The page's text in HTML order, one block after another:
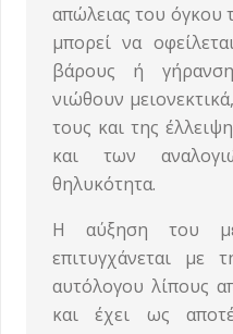
απώλειας του όγκου
μπορεί να
βάρους ή
νιώθουν
τους και της
και των
θηλυκότητα.
Η αύξηση του
επιτυγχάνεται με
αυτόλογου λίπους
και έχει ως